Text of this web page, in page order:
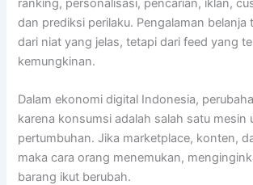
dan prediksi perilaku. Pengalaman belanja
dari niat yang jelas, tetapi dari feed yang
kemungkinan.
Dalam ekonomi digital Indonesia,
karena konsumsi adalah salah satu mesin
pertumbuhan. Jika marketplace, konten,
maka cara orang menemukan,
barang ikut berubah.